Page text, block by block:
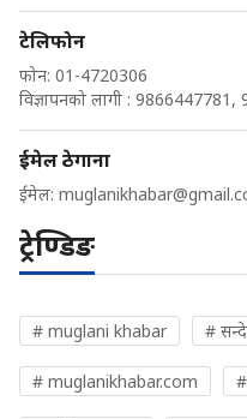
टेलिफोन
फोन: 01-4720306
विज्ञापनको लागी :
ईमेल ठेगाना
ईमेल:
ट्रेण्डिङ
# muglani khabar #
# muglanikhabar.com